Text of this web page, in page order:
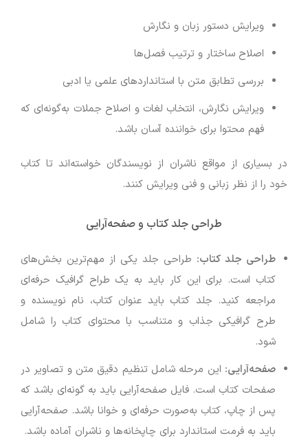
ویرایش دستور زبان و نگارش
اصلاح ساختار و ترتیب فصل‌ها
بررسی تطابق متن با استانداردهای علمی یا ادبی
ویرایش نگارش، انتخاب لغات و اصلاح جملات به‌گونه‌ای که
فهم محتوا برای خواننده آسان باشد.
در بسیاری از مواقع ناشران از نویسندگان خواسته‌اند تا کتاب
خود را از نظر زبانی و فنی ویرایش کنند.
طراحی جلد کتاب و صفحه‌آرایی
طراحی جلد کتاب: طراحی جلد یکی از مهم‌ترین بخش‌های
کتاب است. برای این کار باید به یک طراح گرافیک حرفه‌ای
مراجعه کنید. جلد کتاب باید عنوان کتاب، نام نویسنده و
طرح گرافیکی جذاب و متناسب با محتوای کتاب را شامل
شود.
صفحه‌آرایی: این مرحله شامل تنظیم دقیق متن و تصاویر در
صفحات کتاب است. فایل صفحه‌آرایی باید به گونه‌ای باشد که
پس از چاپ، کتاب به‌صورت حرفه‌ای و خوانا باشد. صفحه‌آرایی
باید به فرمت استاندارد برای چاپخانه‌ها و ناشران آماده باشد.